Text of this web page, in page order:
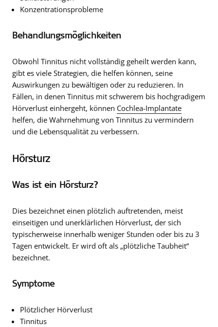
Konzentrationsprobleme
Behandlungsmöglichkeiten
Obwohl Tinnitus nicht vollständig geheilt werden kann,
gibt es viele Strategien, die helfen können, seine
Auswirkungen zu bewältigen oder zu reduzieren. In
Fällen, in denen Tinnitus mit schwerem bis hochgradigem
Hörverlust einhergeht, können Cochlea-Implantate
helfen, die Wahrnehmung von Tinnitus zu vermindern
und die Lebensqualität zu verbessern.
Hörsturz
Was ist ein Hörsturz?
Dies bezeichnet einen plötzlich auftretenden, meist
einseitigen und unerklärlichen Hörverlust, der sich
typischerweise innerhalb weniger Stunden oder bis zu 3
Tagen entwickelt. Er wird oft als „plötzliche Taubheit“
bezeichnet.
Symptome
Plötzlicher Hörverlust
Tinnitus